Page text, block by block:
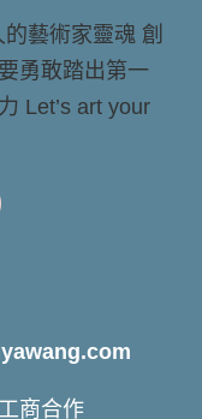
藝術家靈魂 創
勇敢踏出第一
Let’s art your
商合作